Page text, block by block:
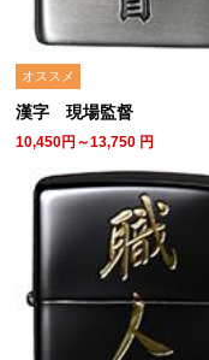
オススメ
漢字 現場監督
10,450円～13,750 円